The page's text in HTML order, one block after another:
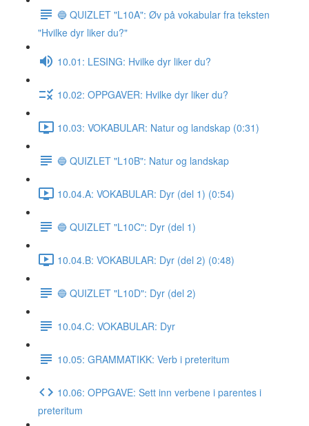
🔵 QUIZLET "L10A": Øv på vokabular fra teksten
"Hvilke dyr liker du?"
10.01: LESING: Hvilke dyr liker du?
10.02: OPPGAVER: Hvilke dyr liker du?
10.03: VOKABULAR: Natur og landskap (0:31)
🔵 QUIZLET "L10B": Natur og landskap
10.04.A: VOKABULAR: Dyr (del 1) (0:54)
🔵 QUIZLET "L10C": Dyr (del 1)
10.04.B: VOKABULAR: Dyr (del 2) (0:48)
🔵 QUIZLET "L10D": Dyr (del 2)
10.04.C: VOKABULAR: Dyr
10.05: GRAMMATIKK: Verb i preteritum
10.06: OPPGAVE: Sett inn verbene i parentes i
preteritum